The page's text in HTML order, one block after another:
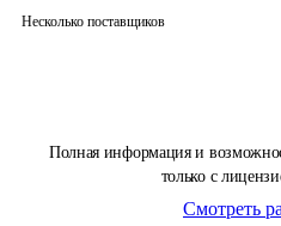
Полная информация и
только с
Смотреть
Несколько поставщиков